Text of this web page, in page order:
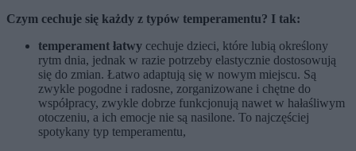
Czym cechuje się każdy z typów temperamentu? I tak:
temperament łatwy cechuje dzieci, które lubią określony
rytm dnia, jednak w razie potrzeby elastycznie dostosowują
się do zmian. Łatwo adaptują się w nowym miejscu. Są
zwykle pogodne i radosne, zorganizowane i chętne do
współpracy, zwykle dobrze funkcjonują nawet w hałaśliwym
otoczeniu, a ich emocje nie są nasilone. To najczęściej
spotykany typ temperamentu,